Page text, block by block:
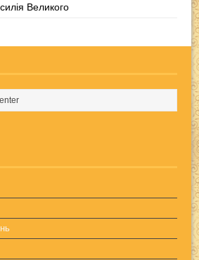
Великого